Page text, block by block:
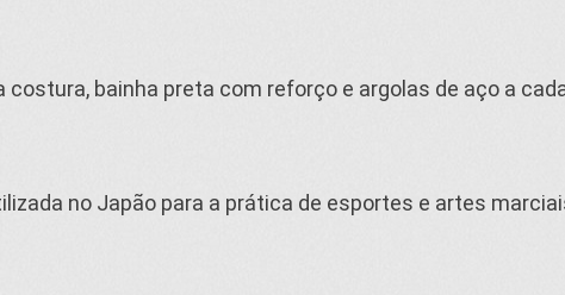
costura, bainha preta com reforço e argolas de aço a
no Japão para a prática de esportes e artes